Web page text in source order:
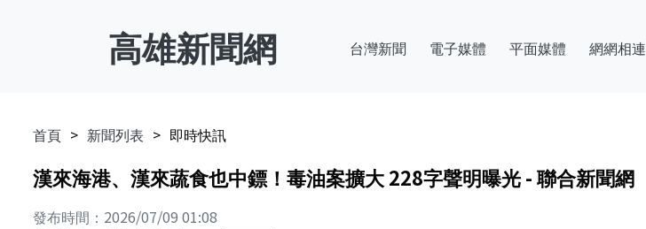
高雄新聞網 台灣新聞 電子媒體 平面媒體 網網相連
首頁 新聞列表 即時快訊
漢來海港、漢來蔬食也中鏢！毒油案擴大 228字聲明曝光 - 聯合新聞網
發布時間：2026/07/09 01:08